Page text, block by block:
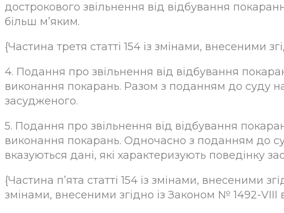
дострокового звільнення від відбування
більш м’яким.
{Частина третя статті 154 із змінами, внесеними
4. Подання про звільнення від відбування
виконання покарань. Разом з поданням до суду
засудженого.
5. Подання про звільнення від відбування
виконання покарань. Одночасно з поданням до
вказуються дані, які характеризують поведінку
{Частина п’ята статті 154 із змінами, внесеними
змінами, внесеними згідно із Законом № 1492-VIII